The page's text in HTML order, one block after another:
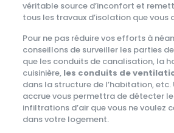
véritable source d’inconfort et
tous les travaux d’isolation que vous
Pour ne pas réduire vos efforts à
conseillons de surveiller les parties
que les conduits de canalisation, la
cuisinière, les conduits de
dans la structure de l’habitation, etc.
accrue vous permettra de détecter
infiltrations d’air que vous ne voulez
dans votre logement.